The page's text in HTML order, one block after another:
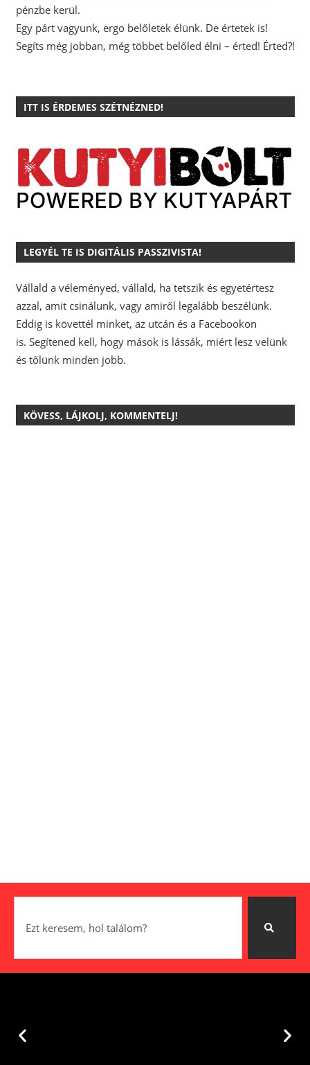
pénzbe kerül.
Egy párt vagyunk, ergo belőletek élünk. De értetek is!
Segíts még jobban, még többet belőled élni – érted! Érted?!
ITT IS ÉRDEMES SZÉTNÉZNED!
LEGYÉL TE IS DIGITÁLIS PASSZIVISTA!
Vállald a véleményed, vállald, ha tetszik és egyetértesz
azzal, amit csinálunk, vagy amiről legalább beszélünk.
Eddig is követtél minket, az utcán és a Facebookon
is. Segítened kell, hogy mások is lássák, miért lesz velünk
és tőlünk minden jobb.
KÖVESS, LÁJKOLJ, KOMMENTELJ!